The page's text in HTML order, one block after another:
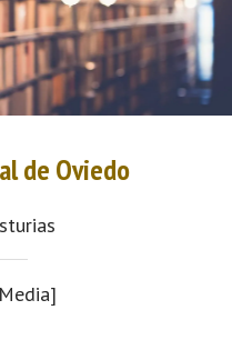
de Oviedo